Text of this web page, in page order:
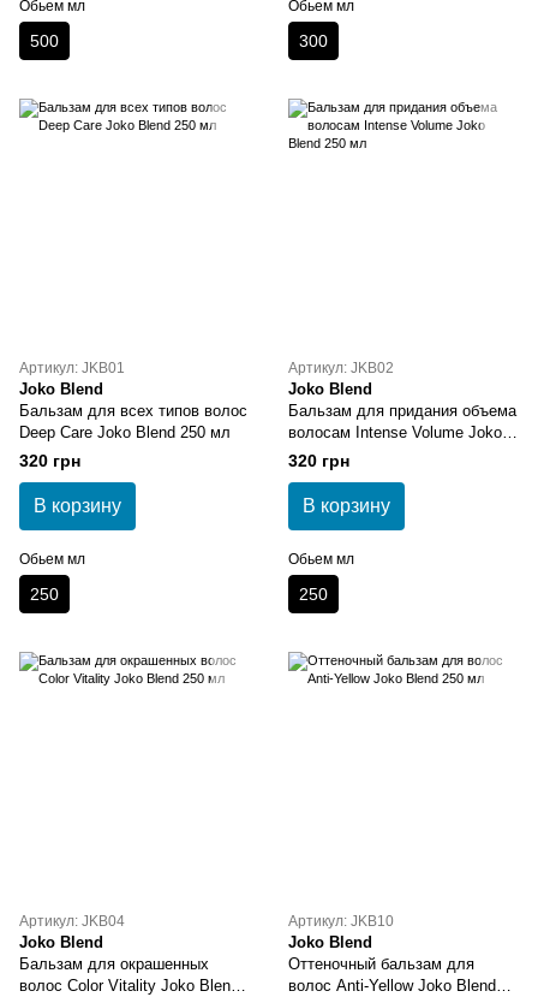
Обьем мл
500
Обьем мл
300
Артикул: JKB01
Joko Blend
Бальзам для всех типов волос
Deep Care Joko Blend 250 мл
320 грн
В корзину
Обьем мл
250
Артикул: JKB02
Joko Blend
Бальзам для придания объема
волосам Intense Volume Joko
Blend 250 мл
320 грн
В корзину
Обьем мл
250
Артикул: JKB04
Joko Blend
Бальзам для окрашенных
волос Color Vitality Joko Blend
Артикул: JKB10
Joko Blend
Оттеночный бальзам для
волос Anti-Yellow Joko Blend